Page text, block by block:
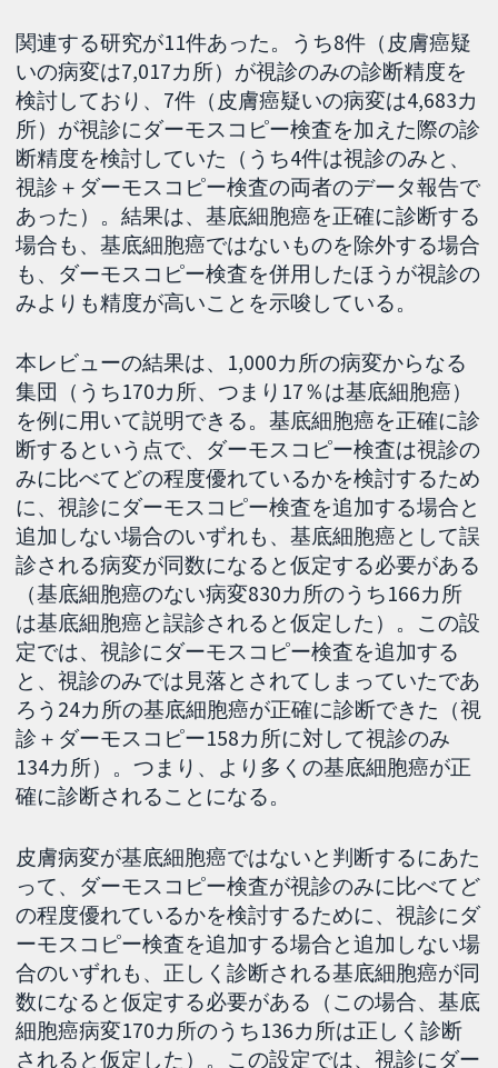
関連する研究が11件あった。うち8件（皮膚癌疑
いの病変は7,017カ所）が視診のみの診断精度を
検討しており、7件（皮膚癌疑いの病変は4,683カ
所）が視診にダーモスコピー検査を加えた際の診
断精度を検討していた（うち4件は視診のみと、
視診＋ダーモスコピー検査の両者のデータ報告で
あった）。結果は、基底細胞癌を正確に診断する
場合も、基底細胞癌ではないものを除外する場合
も、ダーモスコピー検査を併用したほうが視診の
みよりも精度が高いことを示唆している。
本レビューの結果は、1,000カ所の病変からなる
集団（うち170カ所、つまり17％は基底細胞癌）
を例に用いて説明できる。基底細胞癌を正確に診
断するという点で、ダーモスコピー検査は視診の
みに比べてどの程度優れているかを検討するため
に、視診にダーモスコピー検査を追加する場合と
追加しない場合のいずれも、基底細胞癌として誤
診される病変が同数になると仮定する必要がある
（基底細胞癌のない病変830カ所のうち166カ所
は基底細胞癌と誤診されると仮定した）。この設
定では、視診にダーモスコピー検査を追加する
と、視診のみでは見落とされてしまっていたであ
ろう24カ所の基底細胞癌が正確に診断できた（視
診＋ダーモスコピー158カ所に対して視診のみ
134カ所）。つまり、より多くの基底細胞癌が正
確に診断されることになる。
皮膚病変が基底細胞癌ではないと判断するにあた
って、ダーモスコピー検査が視診のみに比べてど
の程度優れているかを検討するために、視診にダ
ーモスコピー検査を追加する場合と追加しない場
合のいずれも、正しく診断される基底細胞癌が同
数になると仮定する必要がある（この場合、基底
細胞癌病変170カ所のうち136カ所は正しく診断
されると仮定した）。この設定では、視診にダー